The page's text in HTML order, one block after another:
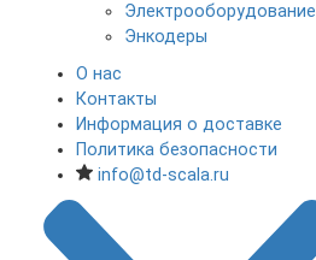
Электрооборудование
Энкодеры
О нас
Контакты
Информация о доставке
Политика безопасности
info@td-scala.ru